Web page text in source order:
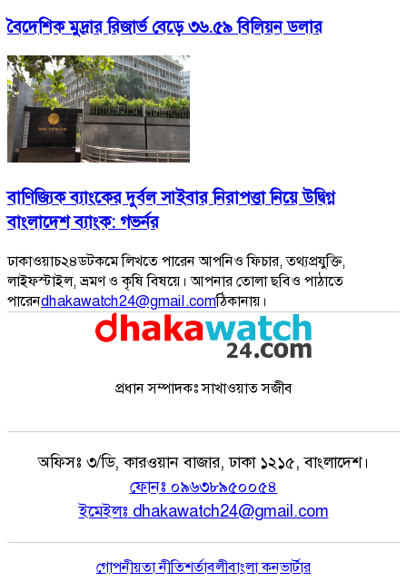
বৈদেশিক মুদ্রার রিজার্ভ বেড়ে ৩৬.৫৯ বিলিয়ন ডলার
বাণিজ্যিক ব্যাংকের দুর্বল সাইবার নিরাপত্তা নিয়ে উদ্বিগ্ন
বাংলাদেশ ব্যাংক: গভর্নর
ঢাকাওয়াচ২৪ডটকমে লিখতে পারেন আপনিও ফিচার, তথ্যপ্রযুক্তি,
লাইফস্টাইল, ভ্রমণ ও কৃষি বিষয়ে। আপনার তোলা ছবিও পাঠাতে
পারেনdhakawatch24@gmail.comঠিকানায়।
প্রধান সম্পাদকঃ সাখাওয়াত সজীব
অফিসঃ ৩/ডি, কারওয়ান বাজার, ঢাকা ১২১৫, বাংলাদেশ।
ফোনঃ ০৯৬৩৮৯৫০০৫৪
ইমেইলঃ dhakawatch24@gmail.com
গোপনীয়তা নীতিশর্তাবলীবাংলা কনভার্টার